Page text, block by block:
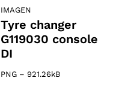
IMAGEN
Tyre changer
G119030 console
DI
PNG – 921.26kB